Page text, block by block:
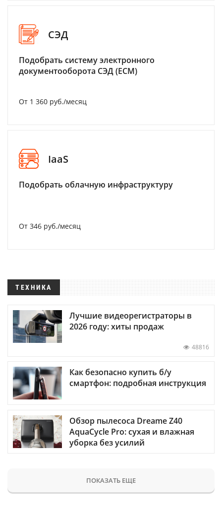
СЭД
Подобрать систему электронного
документооборота СЭД (ECM)
От 1 360 руб./месяц
IaaS
Подобрать облачную инфраструктуру
От 346 руб./месяц
ТЕХНИКА
Лучшие видеорегистраторы в
2026 году: хиты продаж
48816
Как безопасно купить б/у
смартфон: подробная инструкция
Обзор пылесоса Dreame Z40
AquaCycle Pro: сухая и влажная
уборка без усилий
ПОКАЗАТЬ ЕЩЕ